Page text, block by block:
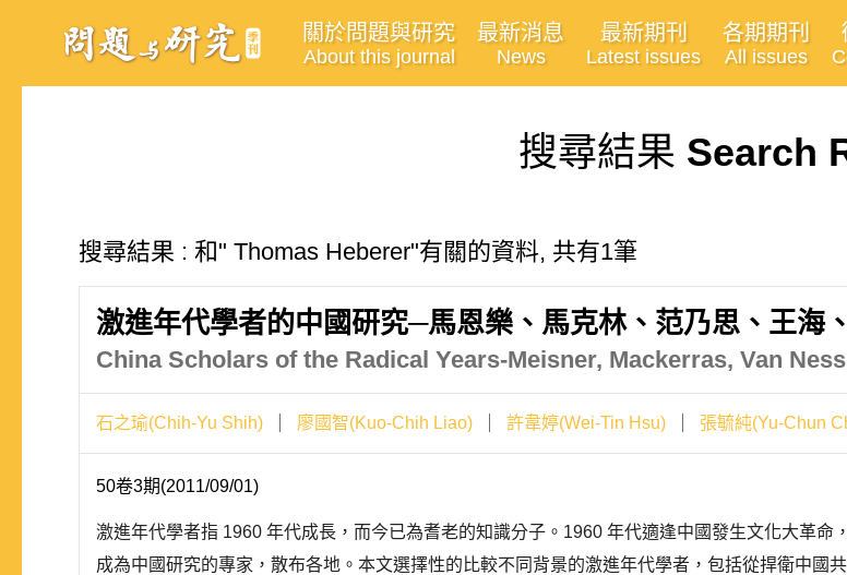
關於問題與研究
About this journal
最新消息
News
最新期刊
Latest issues
各期期刊
All issues
搜尋結果 Search
搜尋結果 : 和" Thomas Heberer"有關的資料, 共有1筆
激進年代學者的中國研究─馬恩樂、馬克林、范乃思、王海
China Scholars of the Radical Years-Meisner, Mackerras, Van
石之瑜(Chih-Yu Shih) 廖國智(Kuo-Chih Liao) 許韋婷(Wei-Tin Hsu) 張毓純(Yu-Chun
50卷3期(2011/09/01)
激進年代學者指 1960 年代成長，而今已為耆老的知識分子。1960 年代適逢中國發生文化大革
成為中國研究的專家，散布各地。本文選擇性的比較不同背景的激進年代學者，包括從捍衛中國